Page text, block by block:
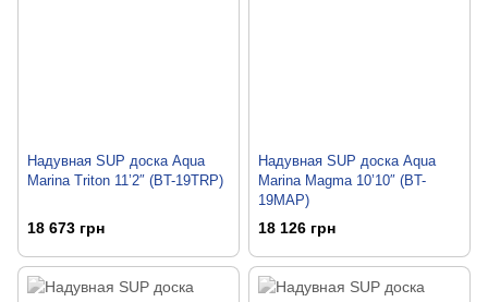
Надувная SUP доска Aqua
Marina Triton 11’2″ (BT-19TRP)
18 673 грн
Надувная SUP доска Aqua
Marina Magma 10’10″ (BT-
19MAP)
18 126 грн